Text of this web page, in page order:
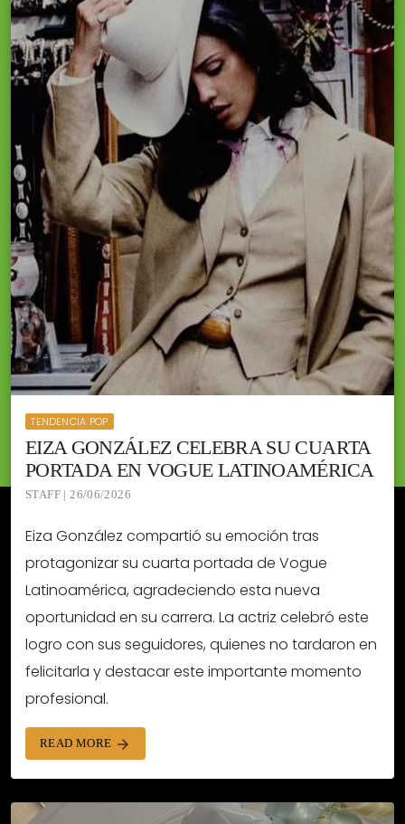
TENDENCIA POP
EIZA GONZÁLEZ CELEBRA SU CUARTA
PORTADA EN VOGUE LATINOAMÉRICA
STAFF | 26/06/2026
Eiza González compartió su emoción tras
protagonizar su cuarta portada de Vogue
Latinoamérica, agradeciendo esta nueva
oportunidad en su carrera. La actriz celebró este
logro con sus seguidores, quienes no tardaron en
felicitarla y destacar este importante momento
profesional.
READ MORE arrow_forward